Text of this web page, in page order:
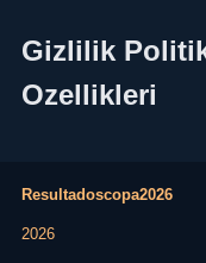
Gizlilik
Ozellikleri
Resultadoscopa2026
2026